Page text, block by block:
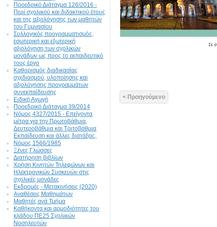
Προεδρικό Διάταγμα 126/2016 -
Περί σχολικού και διδακτικού έτους
και της αξιολόγησης των μαθητών
του Γυμνασίου
Συλλογικός προγραμματισμός,
εσωτερική και εξωτερική
αξιολόγηση των σχολικών
μονάδων ως προς το εκπαιδευτικό
τους έργο
Καθορισμός διαδικασίας
σχεδιασμού, υλοποίησης και
αξιολόγησης προγραμμάτων
συνεκπαίδευσης
Ειδική Αγωγή
Προεδρικό Διάταγμα 39/2014
Νόμος 4327/2015 - Επείγοντα
μέτρα για την Πρωτοβάθμια,
Δευτεροβάθμια και Τριτοβάθμια
Εκπαίδευση και άλλες διατάξεις.
Νόμος 1566/1985
Ξένες Γλώσσες
Διατήρηση βιβλίων
Χρήση Κινητών Τηλεφώνων και
Ηλεκτρονικών Συσκευών στις
σχολικές μονάδες
Εκδρομές - Μετακινήσεις (2020)
Αναθέσεις Μαθημάτων
Μαθητές ανά Τμήμα
Καθήκοντα και αρμοδιότητες του
κλάδου ΠΕ25 Σχολικών
Νοσηλευτών
< Προηγούμενο